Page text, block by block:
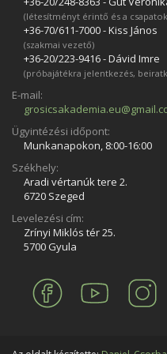
(létesítményt érintő és a
+36-70/611­-7000 - Kiss János
(szakmai vezető)
+36-20/223­-9416 - Dávid Imre
(próbajátékra jelentkezés,
E-mail:
Ügyintézési időpont:
Munkanapokon, 8:00-16:00
Székhely:
Aradi vértanúk tere 2.
6720 Szeged
Levelezési cím:
Zrínyi Miklós tér 25.
5700 Gyula